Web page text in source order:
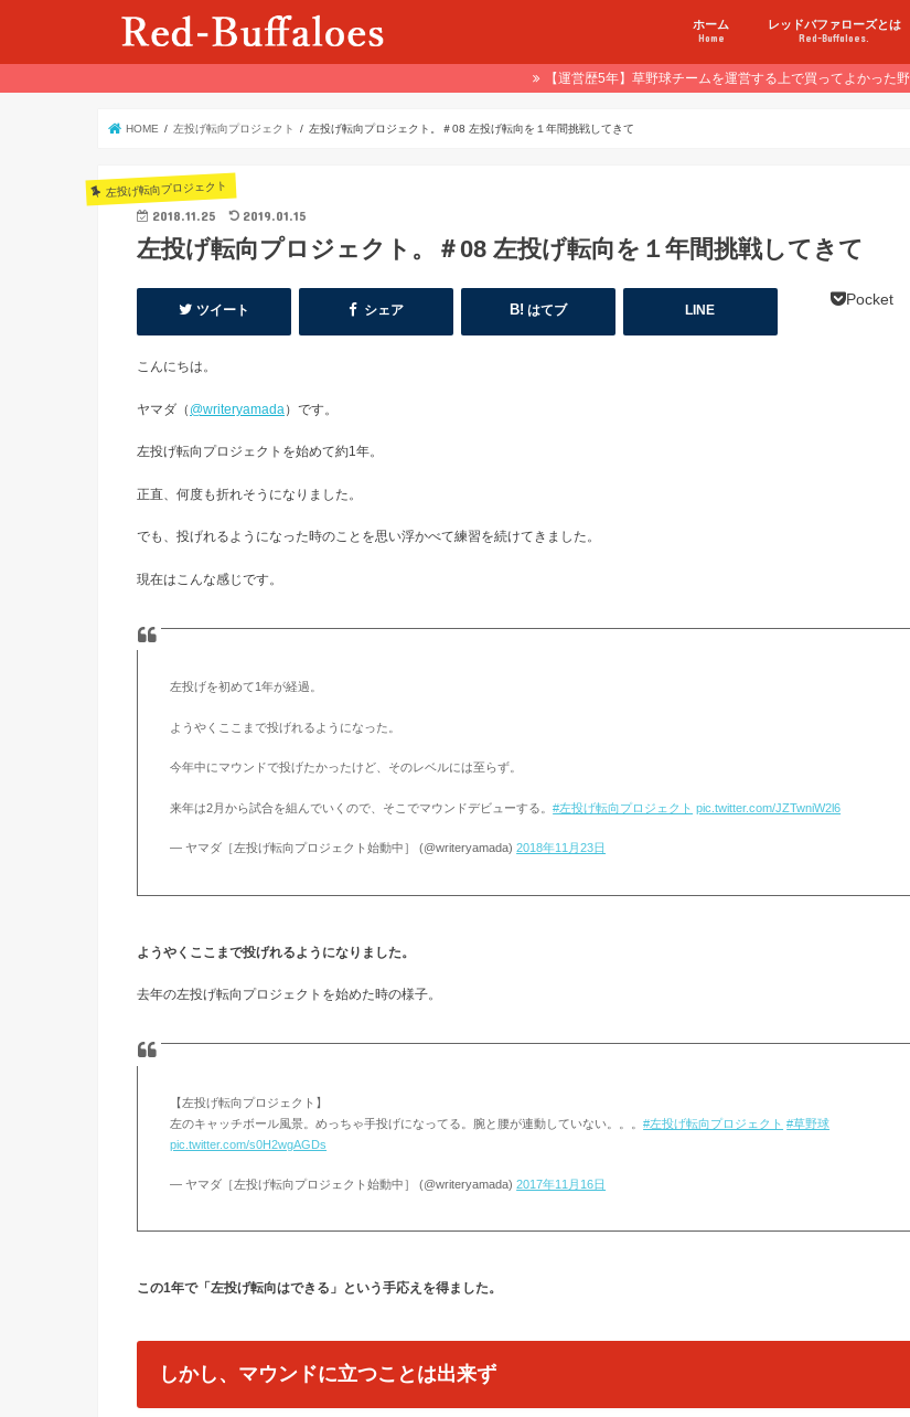
ホーム
Home
レッドバファローズとは
Red-Buffaloes.
【運営歴5年】草野球チームを運営する上で買ってよかった
HOME 左投げ転向プロジェクト 左投げ転向プロジェクト。＃08 左投げ転向を１年間挑戦してきて
左投げ転向プロジェクト
2018.11.25 2019.01.15
左投げ転向プロジェクト。＃08 左投げ転向を１年間挑戦してきて
ツイート シェア はてブ LINE
Pocket
こんにちは。
ヤマダ（ @writeryamada ）です。
左投げ転向プロジェクトを始めて約1年。
正直、何度も折れそうになりました。
でも、投げれるようになった時のことを思い浮かべて練習を続けてきました。
現在はこんな感じです。
左投げを初めて1年が経過。
ようやくここまで投げれるようになった。
今年中にマウンドで投げたかったけど、そのレベルには至らず。
来年は2月から試合を組んでいくので、そこでマウンドデビューする。#左投げ転向プロジェクト pic.twitter.com/JZTwniW2l6
— ヤマダ［左投げ転向プロジェクト始動中］ (@writeryamada)2018年11月23日
ようやくここまで投げれるようになりました。
去年の左投げ転向プロジェクトを始めた時の様子。
【左投げ転向プロジェクト】
左のキャッチボール風景。めっちゃ手投げになってる。腕と腰が連動していない。。。#左投げ転向プロジェクト #草野球
pic.twitter.com/s0H2wgAGDs
— ヤマダ［左投げ転向プロジェクト始動中］ (@writeryamada)2017年11月16日
この1年で「左投げ転向はできる」という手応えを得ました。
しかし、マウンドに立つことは出来ず